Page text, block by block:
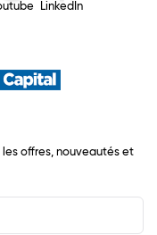
LinkedIn
offres, nouveautés et